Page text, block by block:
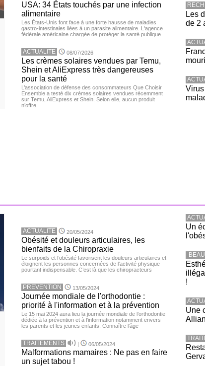
USA: 34 États touchés par une infection
alimentaire
Les États-Unis font face à une forte hausse de maladies
gastro-intestinales liées à un parasite alimentaire. L'agence
fédérale américaine chargée de protéger la santé publique
ACTUALITE 08/07/2026
Les crèmes solaires vendues par Temu,
Shein et AliExpress très dangereuses
pour la santé
L’association de défense des consommateurs Que Choisir
Ensemble a testé dix crèmes solaires vendues récemment
sur Temu, AliExpress et Shein. Selon elle, aucun produit
n’offre
Les
de 2
ACTUALITE 20/05/2024
Obésité et douleurs articulaires, les
bienfaits de la Chiropraxie
Le surpoids et l’obésité favorisent les douleurs articulaires et
éloignent les personnes concernées de l’activité physique
pourtant indispensable. C’est là que les chiropracteurs
PREVENTION 13/05/2024
Journée mondiale de l'orthodontie :
priorité à l'information et à la prévention
Le 15 mai 2024 aura lieu la journée mondiale de l’orthodontie
dédiée à la prévention et à l’information notamment envers
les parents et les jeunes enfants. Connaître l’âge
TRAITEMENTS | 06/05/2024
Malformations mamaires : Ne pas en faire
un sujet tabou !
Un
!
Une